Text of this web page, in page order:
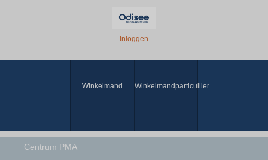
Inloggen
Winkelmand Winkelmandparticullier
Centrum PMA